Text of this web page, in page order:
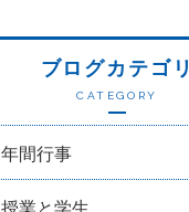
ブログカテゴリ
CATEGORY
年間行事
授業と学生